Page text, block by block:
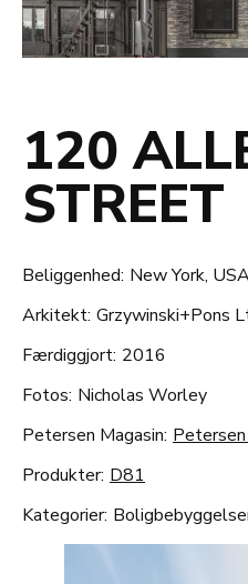
120
STREET
Beliggenhed: New York,
Arkitekt: Grzywinski+Pons
Færdiggjort: 2016
Fotos: Nicholas Worley
Petersen Magasin:
Produkter: D81
Kategorier: